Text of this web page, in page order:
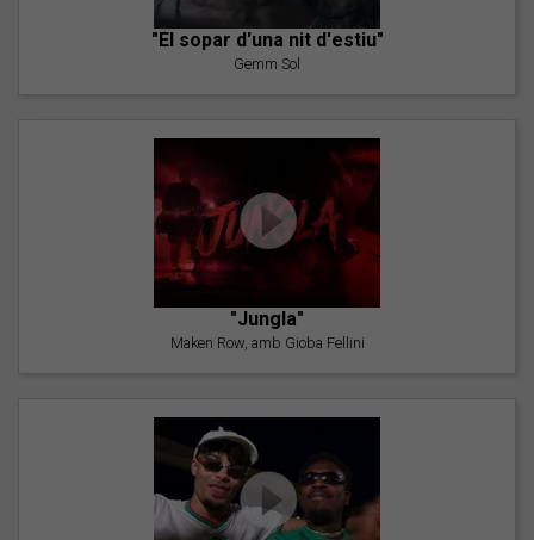
"El sopar d'una nit d'estiu"
Gemm Sol
"Jungla"
Maken Row, amb Gioba Fellini